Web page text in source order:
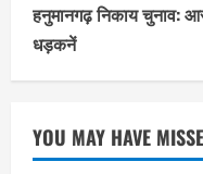
हनुमानगढ़ निकाय चुनाव:
धड़कनें
YOU MAY HAVE